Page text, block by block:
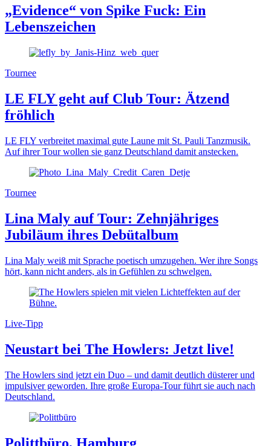
„Evidence“ von Spike Fuck: Ein
Lebenszeichen
Tournee
LE FLY geht auf Club Tour: Ätzend
fröhlich
LE FLY verbreitet maximal gute Laune mit St. Pauli Tanzmusik.
Auf ihrer Tour wollen sie ganz Deutschland damit anstecken.
Tournee
Lina Maly auf Tour: Zehnjähriges
Jubiläum ihres Debütalbum
Lina Maly weiß mit Sprache poetisch umzugehen. Wer ihre Songs
hört, kann nicht anders, als in Gefühlen zu schwelgen.
Live-Tipp
Neustart bei The Howlers: Jetzt live!
The Howlers sind jetzt ein Duo – und damit deutlich düsterer und
impulsiver geworden. Ihre große Europa-Tour führt sie auch nach
Deutschland.
Polittbüro, Hamburg